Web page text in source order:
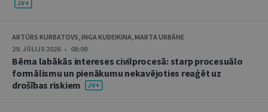
ARTŪRS KURBATOVS, INGA KUDEIKINA, MARTA URBĀNE
29. JŪLIJS 2026 • 08:00
Bērna labākās intereses civilprocesā: starp procesuālo
formālismu un pienākumu nekavējoties reaģēt uz
drošības riskiem